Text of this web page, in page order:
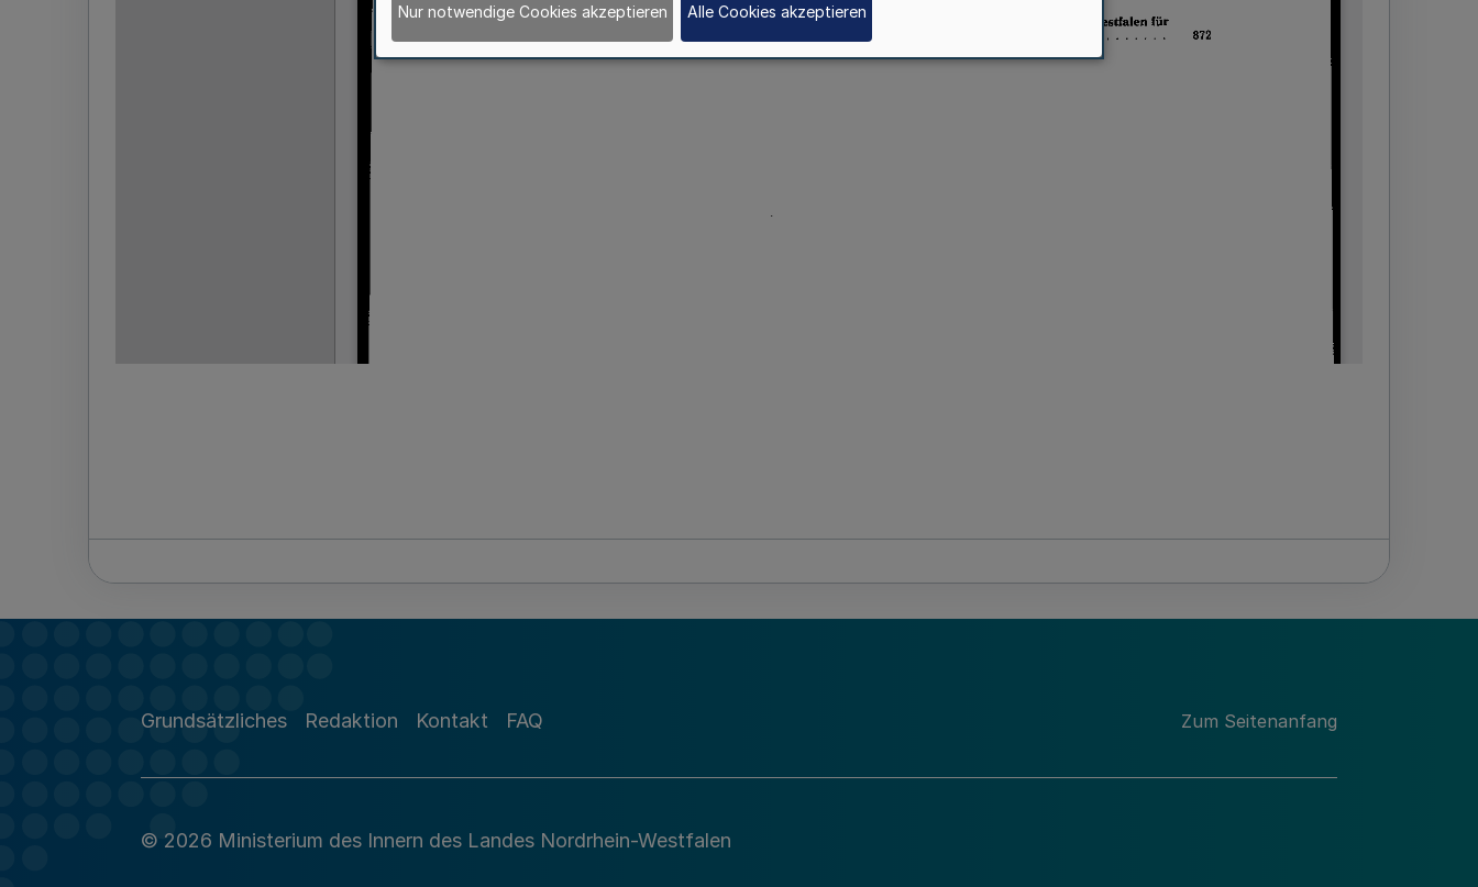
Grundsätzliches Redaktion Kontakt FAQ Zum Seitenanfang
© 2026 Ministerium des Innern des Landes Nordrhein-Westfalen
Nur notwendige Cookies akzeptieren Alle Cookies akzeptieren